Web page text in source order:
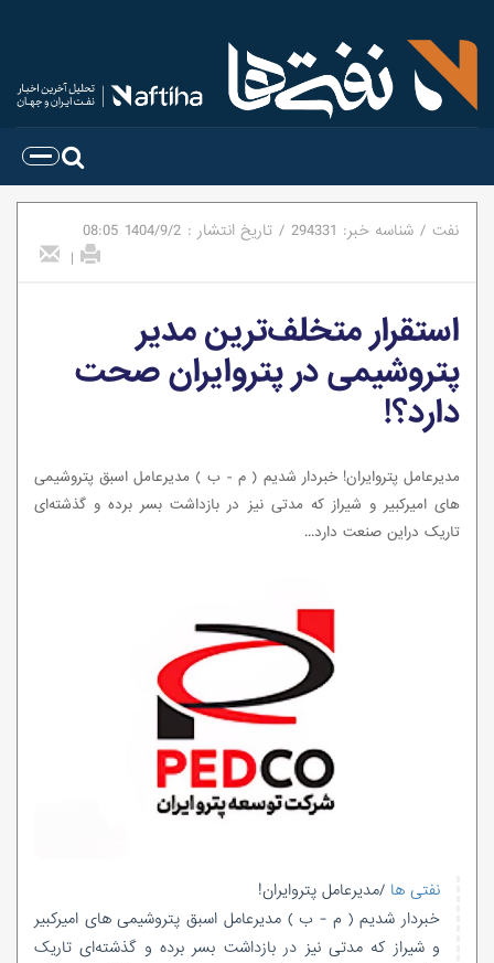
نفت / شناسه خبر: 294331
/ تاریخ انتشار : 1404/9/2
08:05
|
استقرار متخلف‌ترین مدیر
پتروشیمی در پتروایران صحت
دارد؟!
مدیرعامل پتروایران! خبردار شدیم ( م - ب ) مدیرعامل اسبق پتروشیمی
های امیرکبیر و شیراز که مدتی نیز در بازداشت بسر برده و گذشته‌ای
تاریک دراین صنعت دارد...
نفتی ها /مدیرعامل پتروایران!
خبردار شدیم ( م - ب ) مدیرعامل اسبق پتروشیمی های امیرکبیر
و شیراز که مدتی نیز در بازداشت بسر برده و گذشته‌ای تاریک